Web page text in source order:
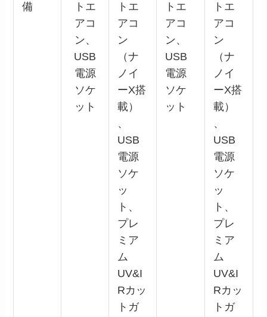
備
トエ
アコ
ン、
USB
電源
ソケ
ット
トエ
アコ
ン
（ナ
ノイ
ーX搭
載）
、
USB
電源
ソケ
ッ
ト、
プレ
ミア
ム
UV&I
Rカッ
トガ
トエ
アコ
ン、
USB
電源
ソケ
ット
トエ
アコ
ン
（ナ
ノイ
ーX搭
載）
、
USB
電源
ソケ
ッ
ト、
プレ
ミア
ム
UV&I
Rカッ
トガ